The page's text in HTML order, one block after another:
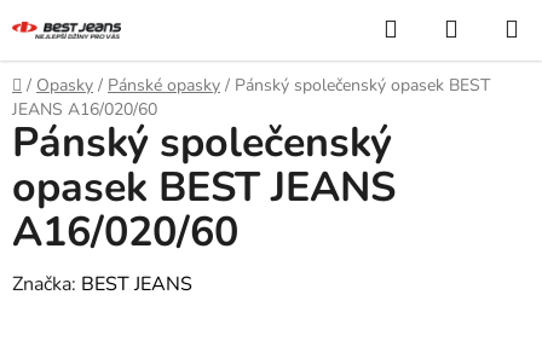
na
obsah
Hledat
KOŠÍK
Domů
/ Opasky / Pánské opasky / Pánský společenský opasek BEST
JEANS A16/020/60
Pánský společenský
opasek BEST JEANS
A16/020/60
Značka: BEST JEANS